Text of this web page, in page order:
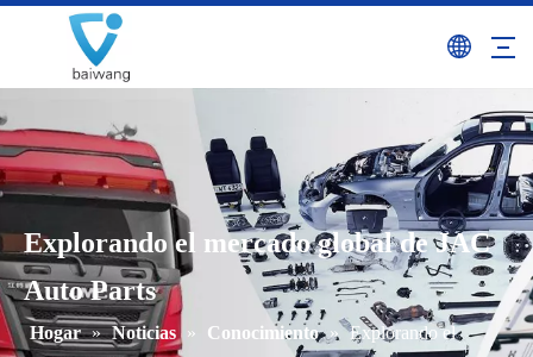
Explorando el mercado global de JAC
Auto Parts
Hogar » Noticias » Conocimiento » Explorando el